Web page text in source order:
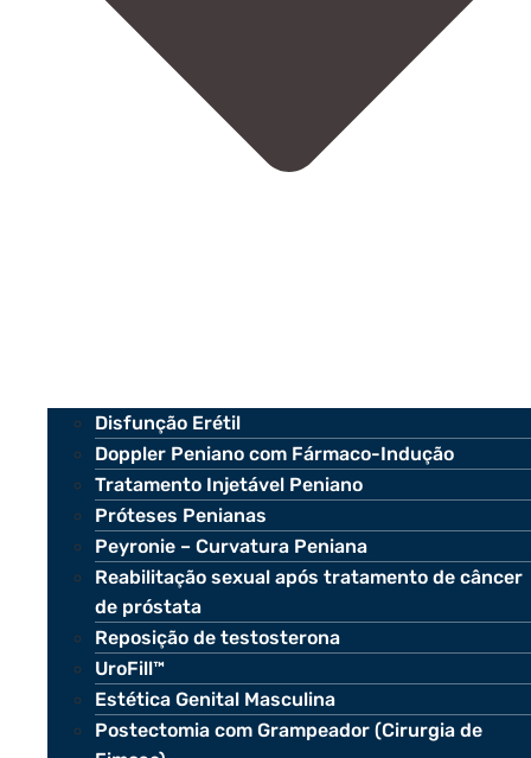
Disfunção Erétil
Doppler Peniano com Fármaco-Indução
Tratamento Injetável Peniano
Próteses Penianas
Peyronie – Curvatura Peniana
Reabilitação sexual após tratamento de câncer
de próstata
Reposição de testosterona
UroFill™
Estética Genital Masculina
Postectomia com Grampeador (Cirurgia de